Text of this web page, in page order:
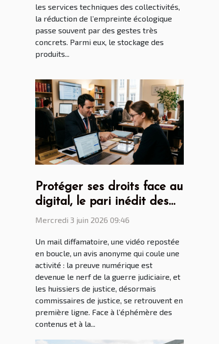
les services techniques des collectivités,
la réduction de l’empreinte écologique
passe souvent par des gestes très
concrets. Parmi eux, le stockage des
produits...
Protéger ses droits face au
digital, le pari inédit des
huissiers de justice
Mercredi 3 juin 2026 09:46
Un mail diffamatoire, une vidéo repostée
en boucle, un avis anonyme qui coule une
activité : la preuve numérique est
devenue le nerf de la guerre judiciaire, et
les huissiers de justice, désormais
commissaires de justice, se retrouvent en
première ligne. Face à l’éphémère des
contenus et à la...